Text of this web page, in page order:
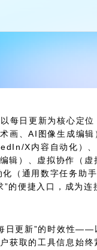
每日更新为核心定位
画、AI图像生成编辑
X内容自动化）
辑）、虚拟协作（虚
（通用数字任务助
的便捷入口，成为连
日更新”的时效性——
获取的工具信息始终